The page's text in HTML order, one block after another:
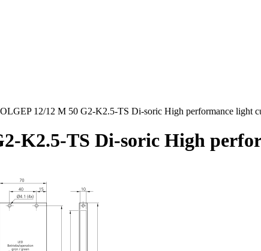
OLGEP 12/12 M 50 G2-K2.5-TS Di-soric High performance light
K2.5-TS Di-soric High